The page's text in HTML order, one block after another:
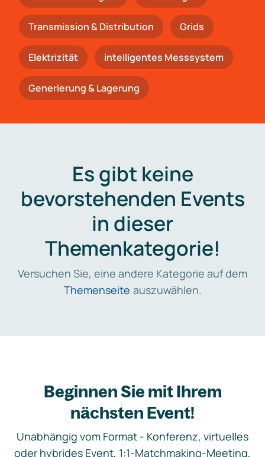
Trans­mis­si­on & Distribution Grids
Elektrizität intelligentes Messsystem
Generierung & Lagerung
Es gibt keine
bevorstehenden Events
in dieser
Themenkategorie!
Versuchen Sie, eine andere Kategorie auf dem
Themenseite auszuwählen.
Beginnen Sie mit Ihrem
nächsten Event!
Unabhängig vom Format - Konferenz, virtuelles
oder hybrides Event, 1:1-Matchmaking-Meeting,